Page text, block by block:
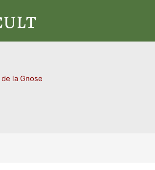
la Gnose